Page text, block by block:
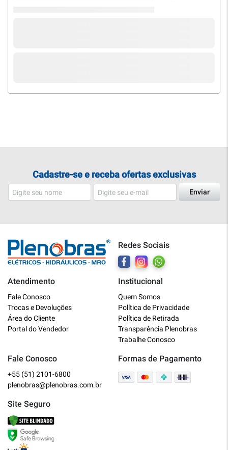
Cadastre-se e receba ofertas exclusivas
Enviar
Redes Sociais
Atendimento
Fale Conosco
Trocas e Devoluções
Área do Cliente
Portal do Vendedor
Institucional
Quem Somos
Política de Privacidade
Política de Retirada
Transparência Plenobras
Trabalhe Conosco
Fale Conosco
+55 (51) 2101-6800
plenobras@plenobras.com.br
Formas de Pagamento
Site Seguro
Online
Bem vindo a Plenobras! Aqui você
encontra toda a linha de materiais
O que você deseja?
Dúvidas técnicas sobre produtos